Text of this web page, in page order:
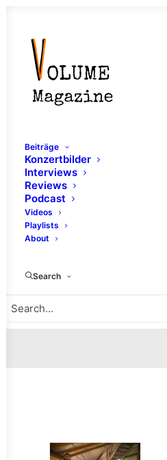
Beiträge
Konzertbilder
Interviews
Reviews
Podcast
Videos
Playlists
About
Search